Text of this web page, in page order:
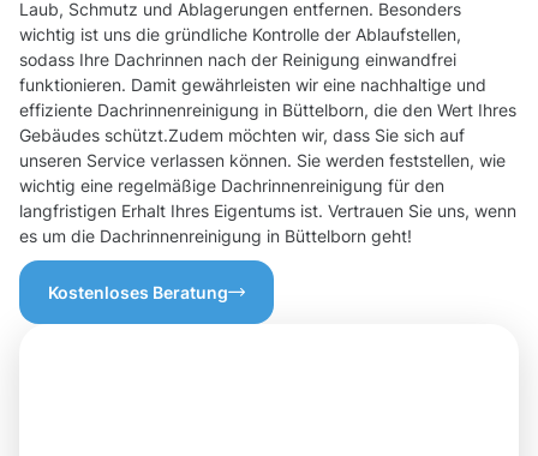
Laub, Schmutz und Ablagerungen entfernen. Besonders
wichtig ist uns die gründliche Kontrolle der Ablaufstellen,
sodass Ihre Dachrinnen nach der Reinigung einwandfrei
funktionieren. Damit gewährleisten wir eine nachhaltige und
effiziente Dachrinnenreinigung in Büttelborn, die den Wert Ihres
Gebäudes schützt.Zudem möchten wir, dass Sie sich auf
unseren Service verlassen können. Sie werden feststellen, wie
wichtig eine regelmäßige Dachrinnenreinigung für den
langfristigen Erhalt Ihres Eigentums ist. Vertrauen Sie uns, wenn
es um die Dachrinnenreinigung in Büttelborn geht!
Kostenloses Beratung